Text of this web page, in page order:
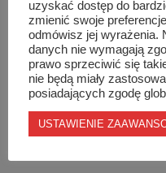
uzyskać dostęp do
zmienić swoje
odmówisz jej wyrażenia.
danych nie wymagają
prawo sprzeciwić się
nie będą miały
posiadających zgodę
USTAWIENIE